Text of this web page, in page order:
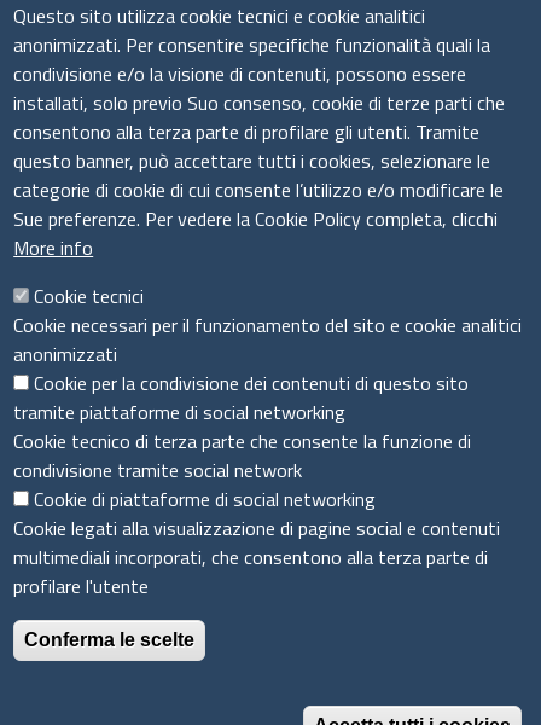
Cagliari (CA)
Tel:070.34961
Codice Fiscale e Partita IVA:03011440926
E-Mail:amministrazione@csimprese.it
Pec: amministrazione@pec.csimprese.it
Sito web: www.csimprese.it
Seguici su
Sito web
Accesso riservato
Mappa del sito
© 2026 Centro Servizi Promozionali per le imprese
Questo sito utilizza cookie tecnici e cookie analitici
anonimizzati. Per consentire specifiche funzionalità quali la
condivisione e/o la visione di contenuti, possono essere
installati, solo previo Suo consenso, cookie di terze parti che
consentono alla terza parte di profilare gli utenti. Tramite
questo banner, può accettare tutti i cookies, selezionare le
categorie di cookie di cui consente l’utilizzo e/o modificare le
Sue preferenze. Per vedere la Cookie Policy completa, clicchi
More info
Cookie tecnici
Cookie necessari per il funzionamento del sito e cookie analitici
anonimizzati
Cookie per la condivisione dei contenuti di questo sito
tramite piattaforme di social networking
Cookie tecnico di terza parte che consente la funzione di
condivisione tramite social network
Cookie di piattaforme di social networking
Cookie legati alla visualizzazione di pagine social e contenuti
multimediali incorporati, che consentono alla terza parte di
profilare l'utente
Conferma le scelte